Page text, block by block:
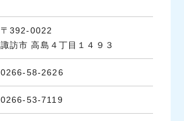
〒392-0022
諏訪市 高島４丁目１４９３
0266-58-2626
0266-53-7119